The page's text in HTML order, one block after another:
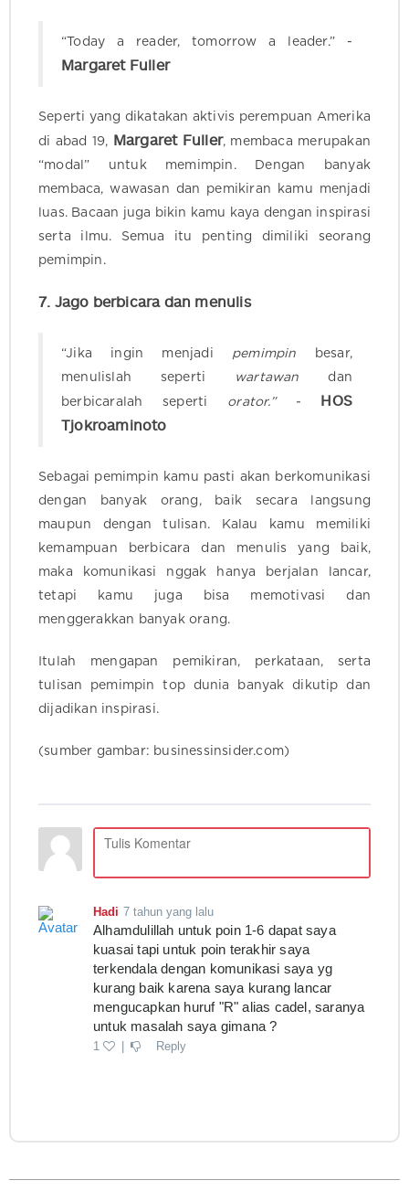
“Today a reader, tomorrow a leader.” -
Margaret Fuller
Seperti yang dikatakan aktivis perempuan Amerika
di abad 19, Margaret Fuller, membaca merupakan
“modal” untuk memimpin. Dengan banyak
membaca, wawasan dan pemikiran kamu menjadi
luas. Bacaan juga bikin kamu kaya dengan inspirasi
serta ilmu. Semua itu penting dimiliki seorang
pemimpin.
7. Jago berbicara dan menulis
“Jika ingin menjadi pemimpin besar,
menulislah seperti
wartawan dan
berbicaralah seperti orator.” - HOS
Tjokroaminoto
Sebagai pemimpin kamu pasti akan berkomunikasi
dengan banyak orang, baik secara langsung
maupun dengan tulisan. Kalau kamu memiliki
kemampuan berbicara dan menulis yang baik,
maka komunikasi nggak hanya berjalan lancar,
tetapi kamu juga bisa memotivasi dan
menggerakkan banyak orang.
Itulah mengapan pemikiran, perkataan, serta
tulisan pemimpin top dunia banyak dikutip dan
dijadikan inspirasi.
(sumber gambar: businessinsider.com)